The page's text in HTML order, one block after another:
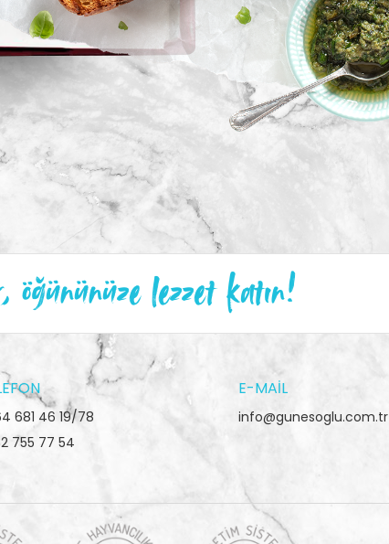
lezzet katın!
681 46 19/78
755 77 54
E-MAIL
info@gunesoglu.com.tr